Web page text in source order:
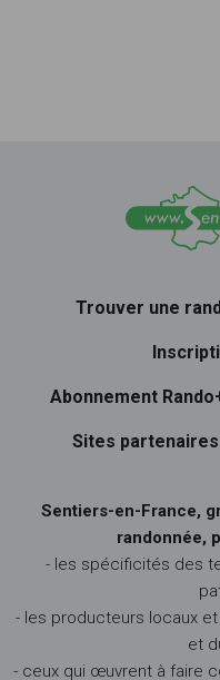
Trouver une
Abonnement
Sites partenaires
Sentiers-en-France,
randonnée,
- les spécificités des
- les producteurs locaux
et
- ceux qui œuvrent à faire